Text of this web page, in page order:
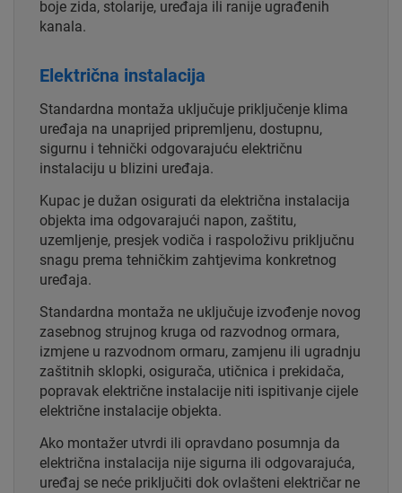
boje zida, stolarije, uređaja ili ranije ugrađenih
kanala.
Električna instalacija
Standardna montaža uključuje priključenje klima
uređaja na unaprijed pripremljenu, dostupnu,
sigurnu i tehnički odgovarajuću električnu
instalaciju u blizini uređaja.
Kupac je dužan osigurati da električna instalacija
objekta ima odgovarajući napon, zaštitu,
uzemljenje, presjek vodiča i raspoloživu priključnu
snagu prema tehničkim zahtjevima konkretnog
uređaja.
Standardna montaža ne uključuje izvođenje novog
zasebnog strujnog kruga od razvodnog ormara,
izmjene u razvodnom ormaru, zamjenu ili ugradnju
zaštitnih sklopki, osigurača, utičnica i prekidača,
popravak električne instalacije niti ispitivanje cijele
električne instalacije objekta.
Ako montažer utvrdi ili opravdano posumnja da
električna instalacija nije sigurna ili odgovarajuća,
uređaj se neće priključiti dok ovlašteni električar ne